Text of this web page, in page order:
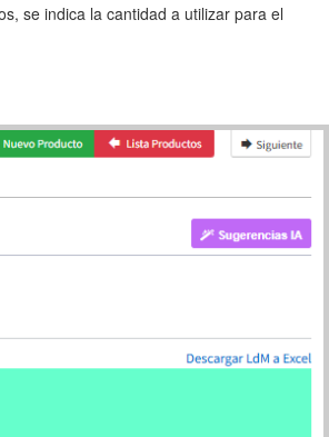
se indica la cantidad a utilizar para el